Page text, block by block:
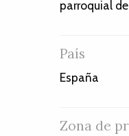
parroquial
País
España
Zona de